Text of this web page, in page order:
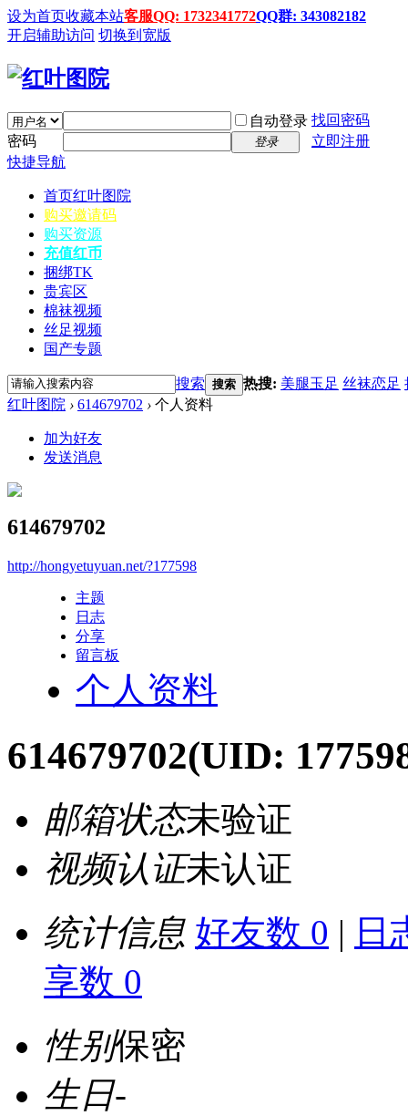
设为首页收藏本站客服QQ: 1732341772QQ群: 343082182
开启辅助访问 切换到宽版
自动登录 找回密码
密码
登录
立即注册
快捷导航
首页红叶图院
购买邀请码
购买资源
充值红币
捆绑TK
贵宾区
棉袜视频
丝足视频
国产专题
搜索 搜索 热搜: 美腿玉足 丝袜恋足
红叶图院 › 614679702 › 个人资料
加为好友
发送消息
614679702
http://hongyetuyuan.net/?177598
主题
日志
分享
留言板
个人资料
614679702(UID:
邮箱状态未验证
视频认证未认证
统计信息 好友数 0 | 日
享数 0
性别保密
生日-